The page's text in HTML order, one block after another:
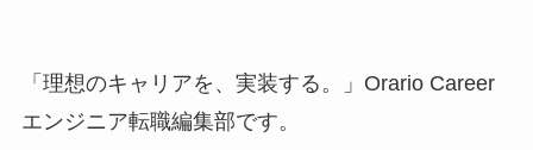
「理想のキャリアを、実装する。」Orario Career
エンジニア転職編集部です。